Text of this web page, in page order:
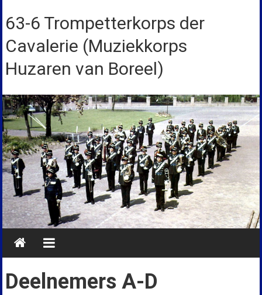
naar
de
inhoud
63-6 Trompetterkorps der
Cavalerie (Muziekkorps
Huzaren van Boreel)
Deelnemers A-D